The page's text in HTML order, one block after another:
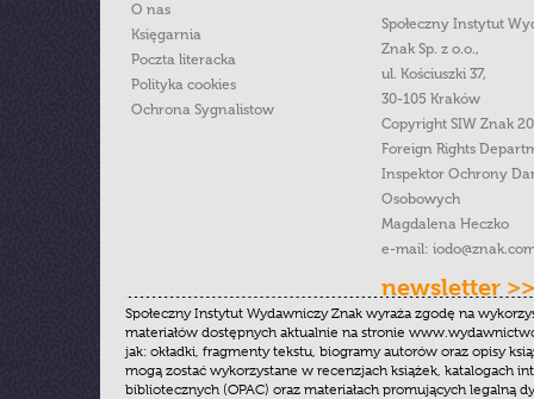
O nas
Księgarnia
Poczta literacka
Polityka cookies
Ochrona Sygnalistow
Społeczny Instytut
Znak Sp. z o.o.,
ul. Kościuszki 37,
30-105 Kraków
Copyright SIW Znak
Foreign Rights
Inspektor Ochrony
Osobowych
Magdalena Heczko
e-mail:
newsletter >>
Społeczny Instytut Wydawniczy Znak wyraża zgodę na
materiałów dostępnych aktualnie na stronie
jak: okładki, fragmenty tekstu, biogramy autorów oraz opisy
mogą zostać wykorzystane w recenzjach książek, katalogach
bibliotecznych (OPAC) oraz materiałach promujących legalną